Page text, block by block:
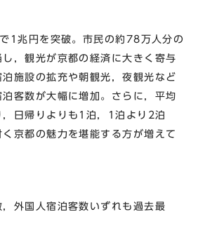
1兆円を突破。市民の約78万人分の
，観光が京都の経済に大きく寄与
施設の拡充や朝観光，夜観光など
客数が大幅に増加。さらに，平均
日帰りよりも1泊，1泊より2泊
京都の魅力を堪能する方が増えて
外国人宿泊客数いずれも過去最